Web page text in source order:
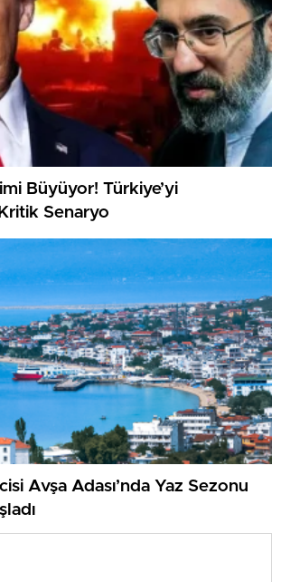
Büyüyor! Türkiye’yi
Senaryo
Avşa Adası’nda Yaz Sezonu